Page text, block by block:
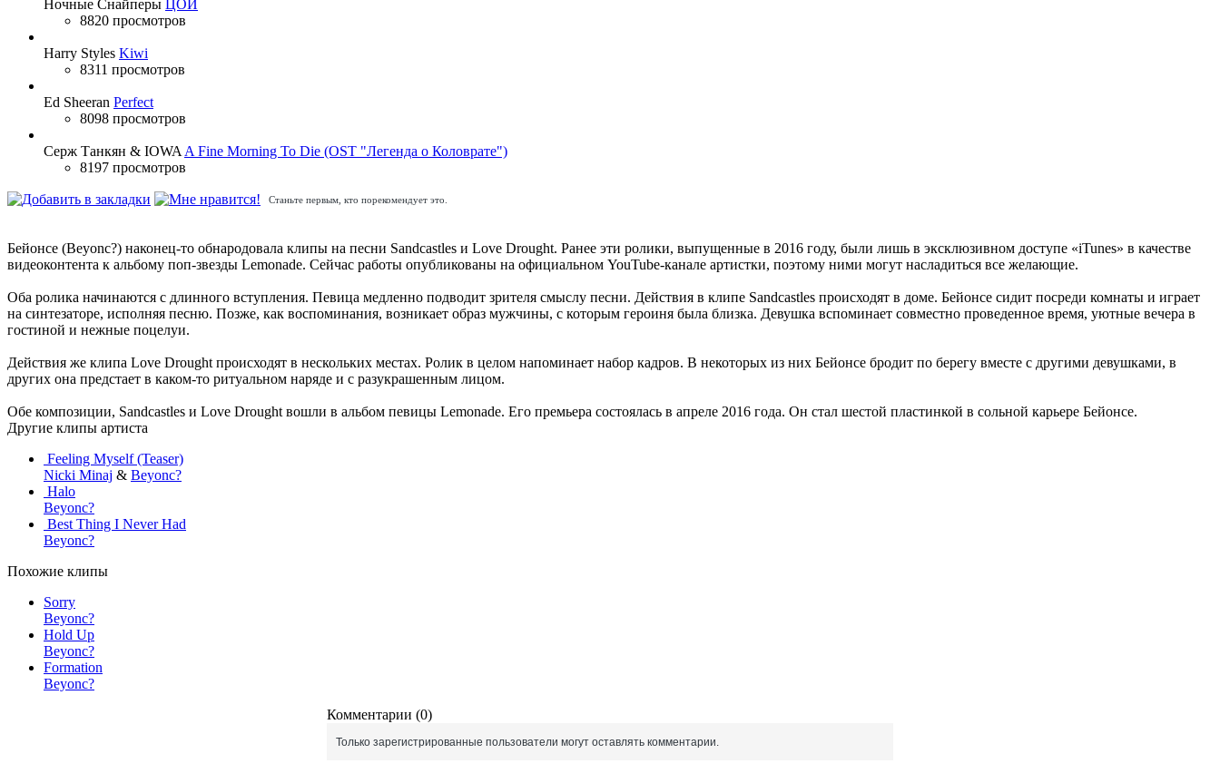
Ночные Снайперы ЦОЙ
8820 просмотров
Harry Styles Kiwi
8311 просмотров
Ed Sheeran Perfect
8098 просмотров
Серж Танкян & IOWA A Fine Morning To Die (OST "Легенда о Коловрате")
8197 просмотров
Станьте первым, кто порекомендует это.
Бейонсе (Beyonc?) наконец-то обнародовала клипы на песни Sandcastles и Love Drought. Ранее эти ролики, выпущенные в 2016 году, были лишь в эксклюзивном доступе «iTunes» в качестве
видеоконтента к альбому поп-звезды Lemonade. Сейчас работы опубликованы на официальном YouTube-канале артистки, поэтому ними могут насладиться все желающие.
Оба ролика начинаются с длинного вступления. Певица медленно подводит зрителя смыслу песни. Действия в клипе Sandcastles происходят в доме. Бейонсе сидит посреди комнаты и играет
на синтезаторе, исполняя песню. Позже, как воспоминания, возникает образ мужчины, с которым героиня была близка. Девушка вспоминает совместно проведенное время, уютные вечера в
гостиной и нежные поцелуи.
Действия же клипа Love Drought происходят в нескольких местах. Ролик в целом напоминает набор кадров. В некоторых из них Бейонсе бродит по берегу вместе с другими девушками, в
других она предстает в каком-то ритуальном наряде и с разукрашенным лицом.
Обе композиции, Sandcastles и Love Drought вошли в альбом певицы Lemonade. Его премьера состоялась в апреле 2016 года. Он стал шестой пластинкой в сольной карьере Бейонсе.
Другие клипы артиста
Feeling Myself (Teaser)
Nicki Minaj & Beyonc?
Halo
Beyonc?
Best Thing I Never Had
Beyonc?
Похожие клипы
Sorry
Beyonc?
Hold Up
Beyonc?
Formation
Beyonc?
Комментарии (0)
Только зарегистрированные пользователи могут оставлять комментарии.